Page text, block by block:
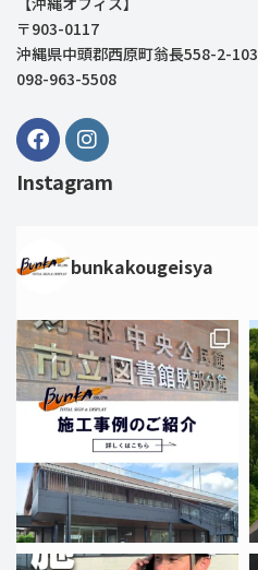
〒903-0117
沖縄県中頭郡西原町翁長558-2-103
098-963-5508
Instagram
bunkakougeisya